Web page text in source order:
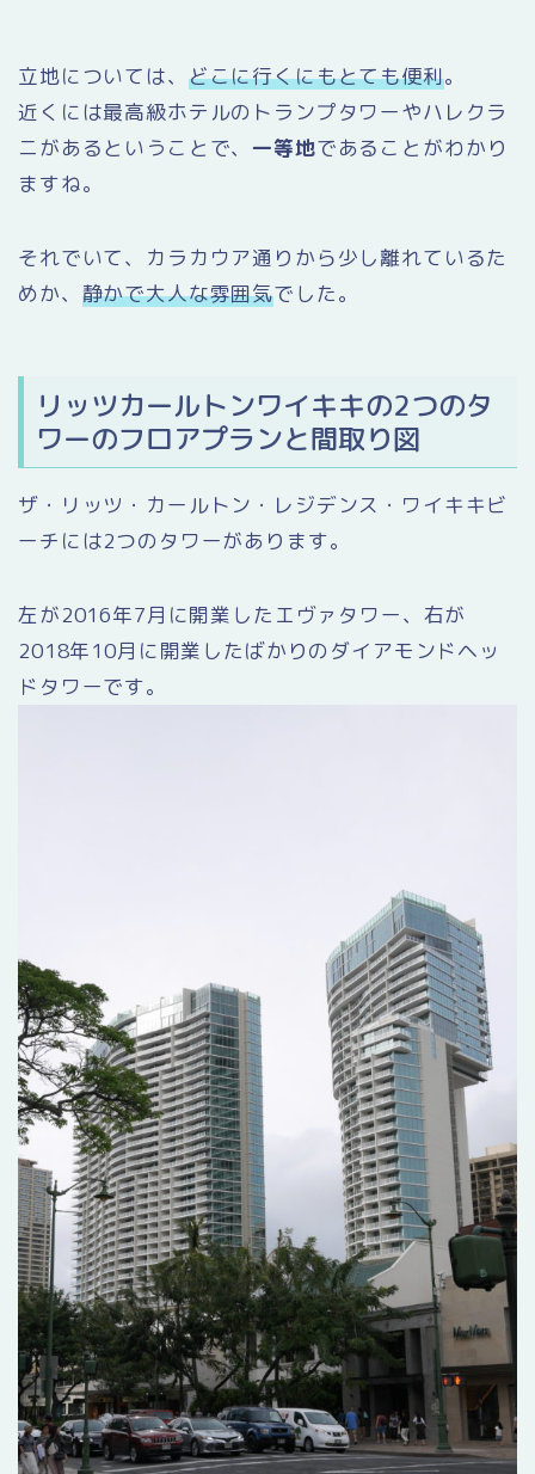
立地については、 どこに行くにもとても便利。
近くには最高級ホテルのトランプタワーやハレクラ
ニがあるということで、一等地であることがわかり
ますね。
それでいて、カラカウア通りから少し離れているた
めか、 静かで大人な雰囲気でした。
リッツカールトンワイキキの2つのタ
ワーのフロアプランと間取り図
ザ・リッツ・カールトン・レジデンス・ワイキキビ
ーチには2つのタワーがあります。
左が2016年7月に開業したエヴァタワー、右が
2018年10月に開業したばかりのダイアモンドヘッ
ドタワーです。